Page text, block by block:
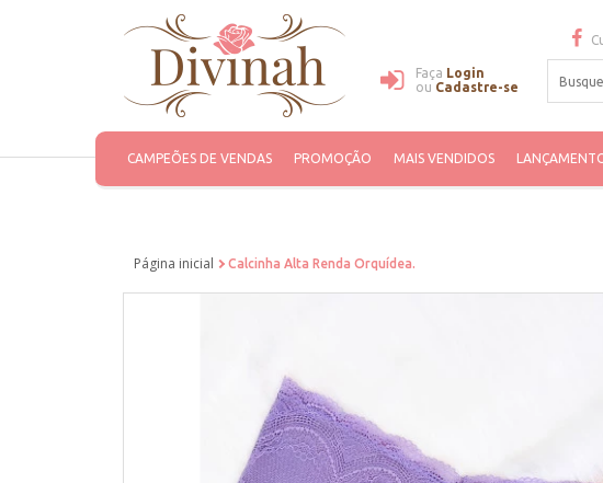
Faça Login
ou Cadastre-se
CAMPEÕES DE VENDAS PROMOÇÃO MAIS VENDIDOS
Página inicial Calcinha Alta Renda Orquídea.